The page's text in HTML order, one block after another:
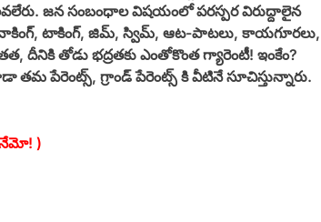
జన సంబంధాల విషయంలో పరస్పర విరుద్దాలైన
టాకింగ్, జిమ్, స్విమ్, ఆట-పాటలు, కాయగూరలు,
దీనికి తోడు భద్రతకు ఎంతోకొంత గ్యారెంటీ! ఇంకేం?
తమ పేరెంట్స్, గ్రాండ్ పేరెంట్స్ కి వీటినే సూచిస్తున్నారు.
)